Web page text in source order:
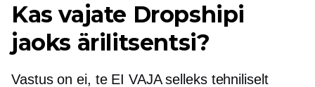
Kas vajate Dropshipi
jaoks ärilitsentsi?
Vastus on ei, te EI VAJA selleks tehniliselt